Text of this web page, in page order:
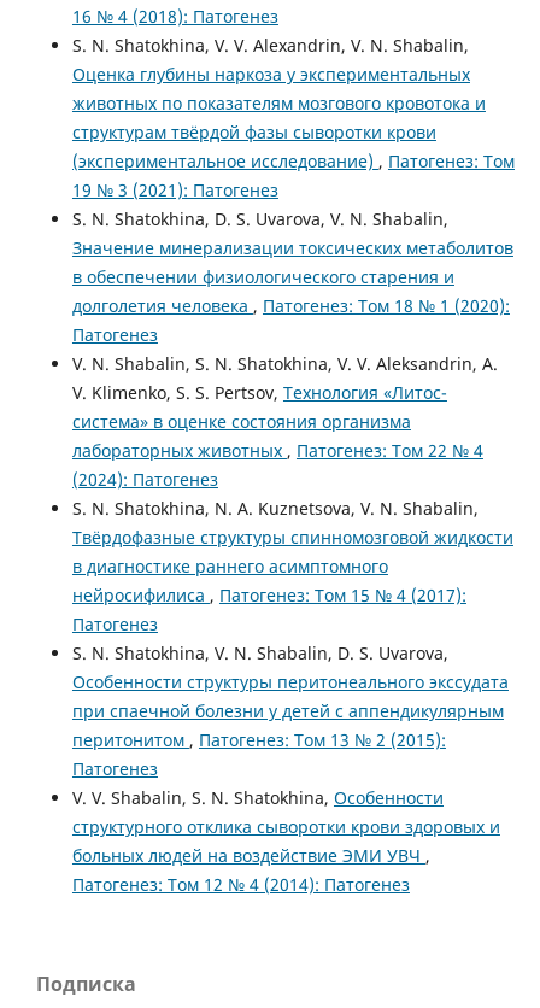
16 № 4 (2018): Патогенез
S. N. Shatokhina, V. V. Alexandrin, V. N. Shabalin,
Оценка глубины наркоза у экспериментальных
животных по показателям мозгового кровотока и
структурам твёрдой фазы сыворотки крови
(экспериментальное исследование) , Патогенез: Том
19 № 3 (2021): Патогенез
S. N. Shatokhina, D. S. Uvarova, V. N. Shabalin,
Значение минерализации токсических метаболитов
в обеспечении физиологического старения и
долголетия человека , Патогенез: Том 18 № 1 (2020):
Патогенез
V. N. Shabalin, S. N. Shatokhina, V. V. Aleksandrin, A.
V. Klimenko, S. S. Pertsov, Технология «Литос-
система» в оценке состояния организма
лабораторных животных , Патогенез: Том 22 № 4
(2024): Патогенез
S. N. Shatokhina, N. A. Kuznetsova, V. N. Shabalin,
Твёрдофазные структуры спинномозговой жидкости
в диагностике раннего асимптомного
нейросифилиса , Патогенез: Том 15 № 4 (2017):
Патогенез
S. N. Shatokhina, V. N. Shabalin, D. S. Uvarova,
Особенности структуры перитонеального экссудата
при спаечной болезни у детей с аппендикулярным
перитонитом , Патогенез: Том 13 № 2 (2015):
Патогенез
V. V. Shabalin, S. N. Shatokhina, Особенности
структурного отклика сыворотки крови здоровых и
больных людей на воздействие ЭМИ УВЧ ,
Патогенез: Том 12 № 4 (2014): Патогенез
Подписка